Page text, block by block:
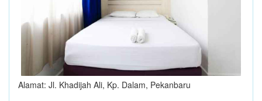
Alamat: Jl. Khadijah Ali, Kp. Dalam, Pekanbaru